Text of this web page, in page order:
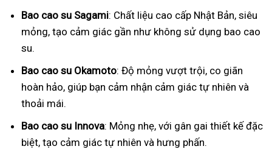
Bao cao su Sagami: Chất liệu cao cấp Nhật Bản, siêu
mỏng, tạo cảm giác gần như không sử dụng bao cao
su.
Bao cao su Okamoto: Độ mỏng vượt trội, co giãn
hoàn hảo, giúp bạn cảm nhận cảm giác tự nhiên và
thoải mái.
Bao cao su Innova: Mỏng nhẹ, với gân gai thiết kế đặc
biệt, tạo cảm giác tự nhiên và hưng phấn.